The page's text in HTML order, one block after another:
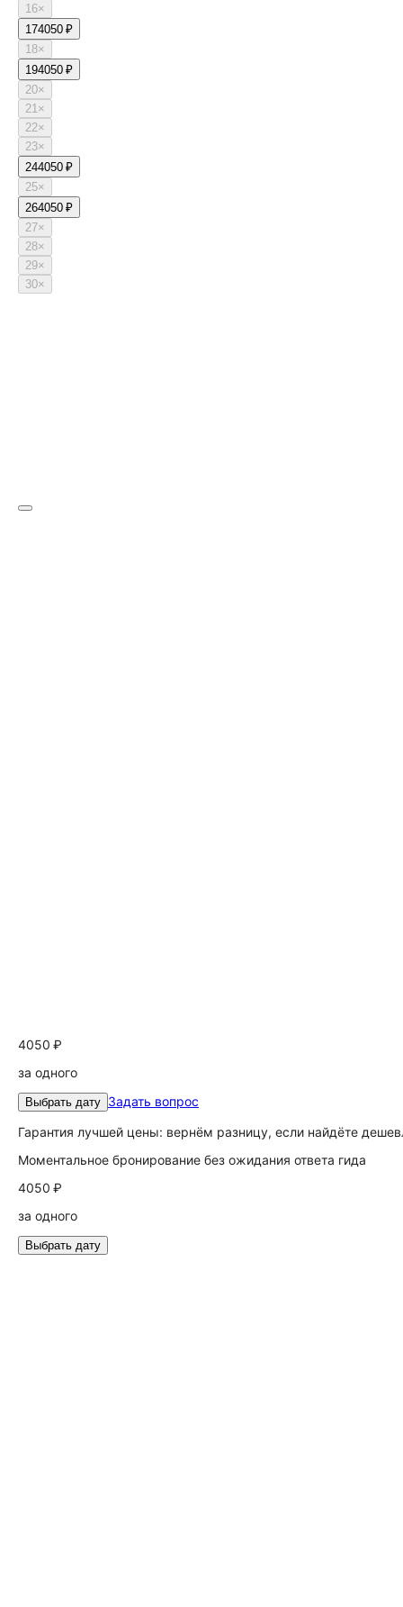
16×
174050 ₽
18×
194050 ₽
20×
21×
22×
23×
244050 ₽
25×
264050 ₽
27×
28×
29×
30×
4050 ₽
за одного
Выбрать дату Задать вопрос
Гарантия лучшей цены: вернём разницу, если найдёте
Моментальное бронирование без ожидания ответа гида
4050 ₽
за одного
Выбрать дату